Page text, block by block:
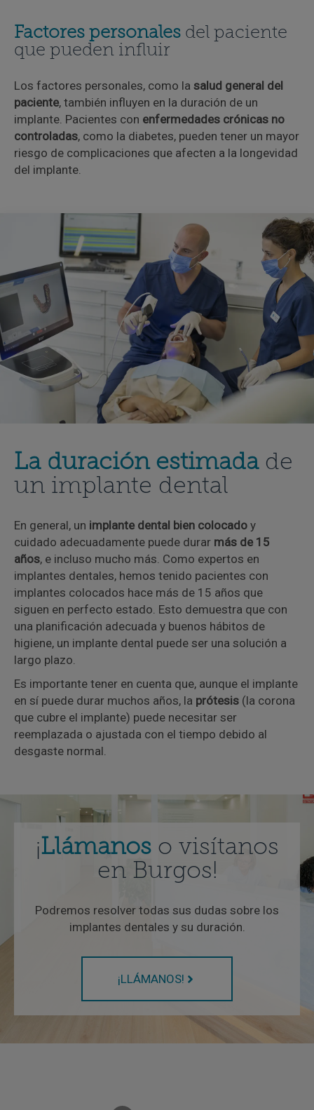
Factores personales del paciente
que pueden influir
Los factores personales, como la salud general del
paciente, también influyen en la duración de un
implante. Pacientes con enfermedades crónicas no
controladas, como la diabetes, pueden tener un mayor
riesgo de complicaciones que afecten a la longevidad
del implante.
La duración estimadade
un implante dental
En general, un implante dental bien colocado y
cuidado adecuadamente puede durar más de 15
años, e incluso mucho más. Como expertos en
implantes dentales, hemos tenido pacientes con
implantes colocados hace más de 15 años que
siguen en perfecto estado. Esto demuestra que con
una planificación adecuada y buenos hábitos de
higiene, un implante dental puede ser una solución a
largo plazo.
Es importante tener en cuenta que, aunque el implante
en sí puede durar muchos años, la prótesis (la corona
que cubre el implante) puede necesitar ser
reemplazada o ajustada con el tiempo debido al
desgaste normal.
¡Llámanos o visítanos
en Burgos!
Podremos resolver todas sus dudas sobre los
implantes dentales y su duración.
¡LLÁMANOS!